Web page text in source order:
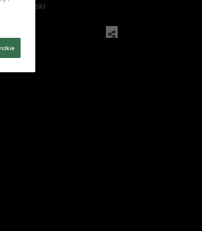
Bajerski